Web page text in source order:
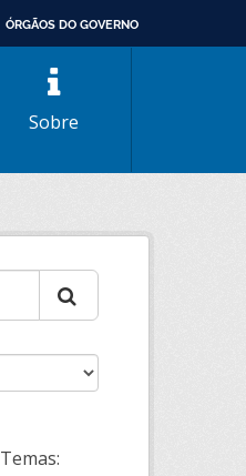
ÓRGÃOS DO GOVERNO
Sobre
Temas: